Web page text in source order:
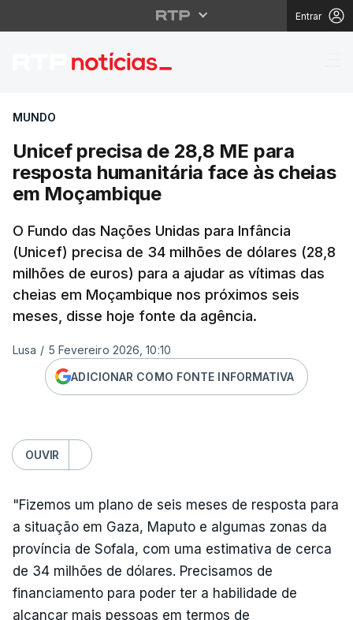
Entrar
Unicef precisa de
MUNDO
Unicef precisa de 28,8 ME para
resposta humanitária face às cheias
em Moçambique
O Fundo das Nações Unidas para Infância
(Unicef) precisa de 34 milhões de dólares (28,8
milhões de euros) para a ajudar as vítimas das
cheias em Moçambique nos próximos seis
meses, disse hoje fonte da agência.
Lusa / 5 Fevereiro 2026, 10:10
ADICIONAR COMO FONTE INFORMATIVA
OUVIR
"Fizemos um plano de seis meses de resposta para
a situação em Gaza, Maputo e algumas zonas da
província de Sofala, com uma estimativa de cerca
de 34 milhões de dólares. Precisamos de
financiamento para poder ter a habilidade de
alcançar mais pessoas em termos de